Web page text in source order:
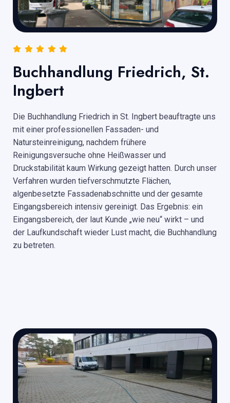
Buchhandlung Friedrich, St.
Ingbert
Die Buchhandlung Friedrich in St. Ingbert beauftragte uns
mit einer professionellen Fassaden- und
Natursteinreinigung, nachdem frühere
Reinigungsversuche ohne Heißwasser und
Druckstabilität kaum Wirkung gezeigt hatten. Durch unser
Verfahren wurden tiefverschmutzte Flächen,
algenbesetzte Fassadenabschnitte und der gesamte
Eingangsbereich intensiv gereinigt. Das Ergebnis: ein
Eingangsbereich, der laut Kunde „wie neu“ wirkt – und
der Laufkundschaft wieder Lust macht, die Buchhandlung
zu betreten.